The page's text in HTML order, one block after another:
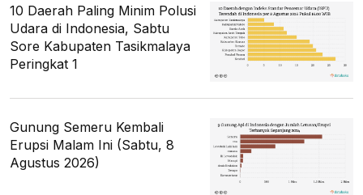
10 Daerah Paling Minim Polusi
Udara di Indonesia, Sabtu
Sore Kabupaten Tasikmalaya
Peringkat 1
Gunung Semeru Kembali
Erupsi Malam Ini (Sabtu, 8
Agustus 2026)